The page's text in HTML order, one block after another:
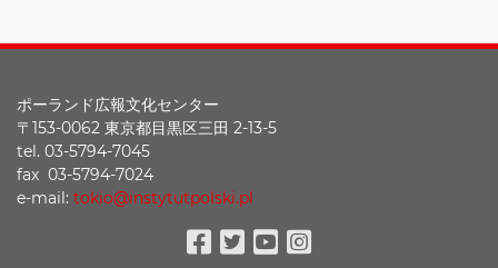
ポーランド広報文化センター
〒153-0062 東京都目黒区三田 2-13-5
tel. 03-5794-7045
fax 03-5794-7024
e-mail: tokio@instytutpolski.pl